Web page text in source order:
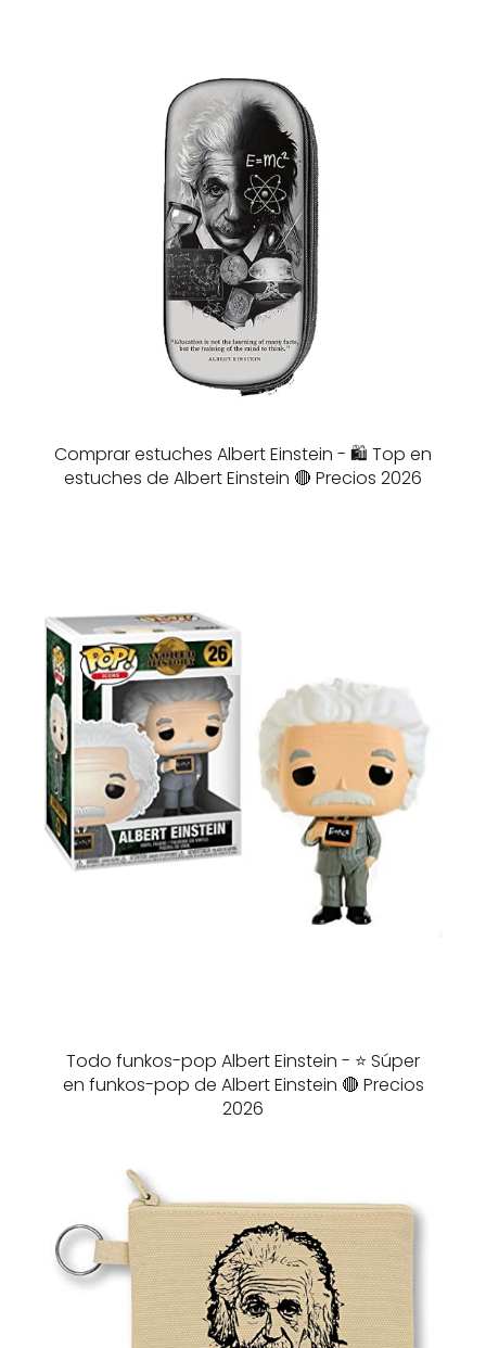
Comprar estuches Albert Einstein - 🛍️ Top en
estuches de Albert Einstein 🔴 Precios 2026
Todo funkos-pop Albert Einstein - ⭐️ Súper
en funkos-pop de Albert Einstein 🔴 Precios
2026